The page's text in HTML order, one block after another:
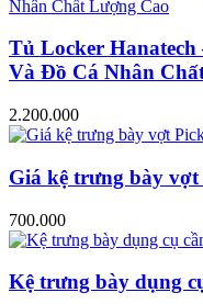
Tủ Locker
Và Đồ Cá Nhân
2.200.000
Giá kệ trưng bày vợt
700.000
Kệ trưng bày dụng